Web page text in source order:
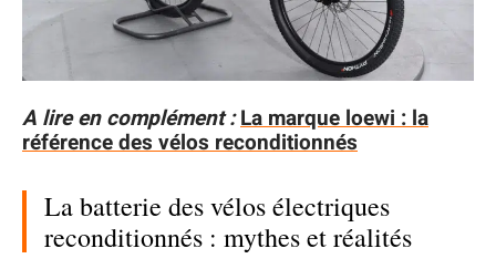
A lire en complément :La marque loewi : la
référence des vélos reconditionnés
La batterie des vélos électriques
reconditionnés : mythes et réalités